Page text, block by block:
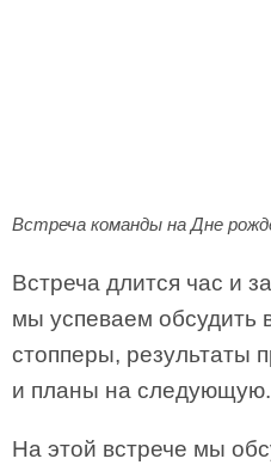
Встреча команды на Дне
Встреча длится час и
мы успеваем обсудить
стопперы, результаты
и планы на следующую.
На этой встрече мы